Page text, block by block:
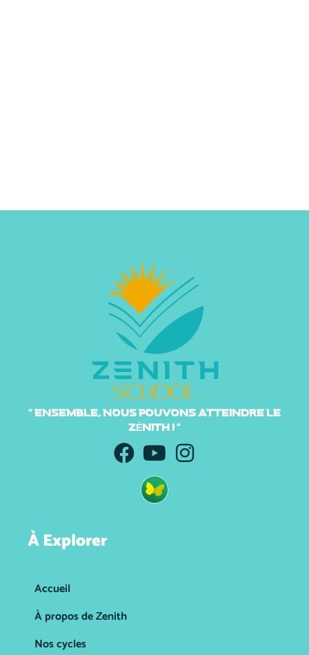
" ENSEMBLE, NOUS POUVONS ATTEINDRE LE
ZÉNITH ! "
À Explorer
Accueil
À propos de Zenith
Nos cycles